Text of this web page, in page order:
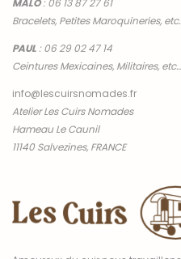
MALO:06 13 87 27 61
Bracelets, Petites Maroquineries,
PAUL:06 29 02 47 14
Ceintures Mexicaines, Militaires, etc…
info@lescuirsnomades.fr
Atelier Les Cuirs Nomades
Hameau Le Caunil
11140 Salvezines, FRANCE